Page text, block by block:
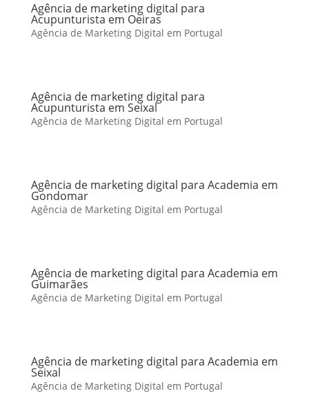
Agência de marketing digital para
Acupunturista em Oeiras
Agência de Marketing Digital em Portugal
Agência de marketing digital para
Acupunturista em Seixal
Agência de Marketing Digital em Portugal
Agência de marketing digital para Academia em
Gondomar
Agência de Marketing Digital em Portugal
Agência de marketing digital para Academia em
Guimarães
Agência de Marketing Digital em Portugal
Agência de marketing digital para Academia em
Seixal
Agência de Marketing Digital em Portugal